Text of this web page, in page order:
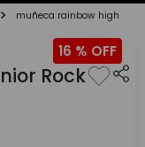
muñeca rainbow high
16 %
Rock